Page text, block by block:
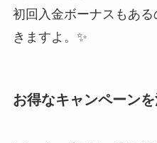
初回入金ボーナスもあ
きますよ。✨
お得なキャンペーンを